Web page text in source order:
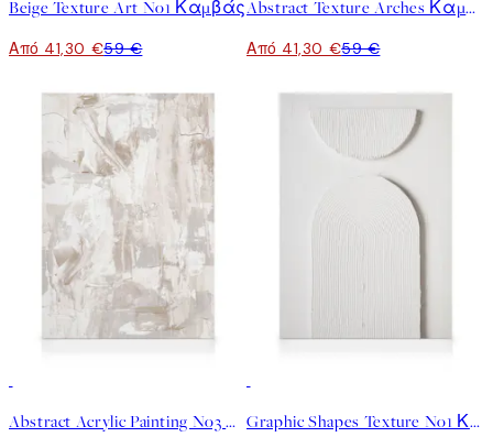
Beige Texture Art No1 Καμβάς
Από 41,30 €59 €
Abstract Texture Arches Καμβάς
Από 41,30 €59 €
Abstract Acrylic Painting No3 Καμβάς Graphic Shapes Texture No1 Καμβά